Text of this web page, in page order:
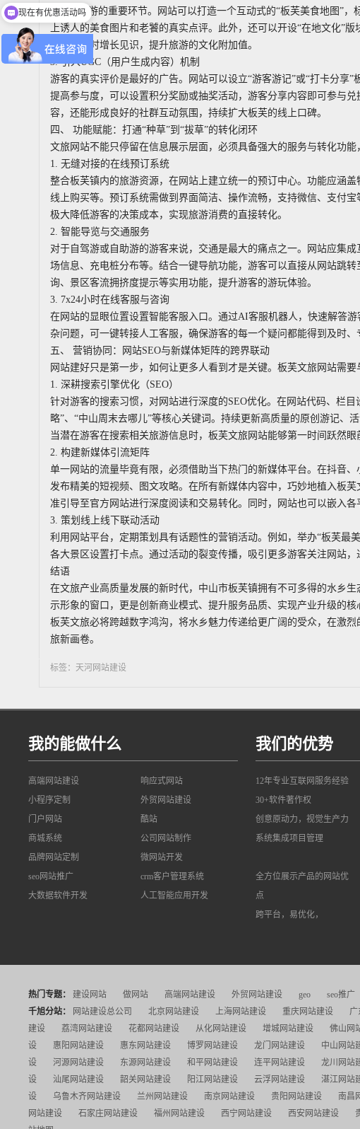
“吃”是旅游的重要环节。网站可以打造一个互动式的“板芙美食地图”
上诱人的美食图片和老饕的真实点评。此外，还可以开设“在地文化”
游玩的同时增长见识，提升旅游的文化附加值。
3. 引入UGC（用户生成内容）机制
游客的真实评价是最好的广告。网站可以设立“游客游记”或“打卡分享
提高参与度，可以设置积分奖励或抽奖活动，游客分享内容即可参与
容，还能形成良好的社群互动氛围，持续扩大板芙的线上口碑。
四、 功能赋能：打通“种草”到“拔草”的转化闭环
文旅网站不能只停留在信息展示层面，必须具备强大的服务与转化功能
1. 无缝对接的在线预订系统
整合板芙镇内的旅游资源，在网站上建立统一的预订中心。功能应涵
线上购买等。预订系统需做到界面简洁、操作流畅，支持微信、支付
极大降低游客的决策成本，实现旅游消费的直接转化。
2. 智能导览与交通服务
对于自驾游或自助游的游客来说，交通是最大的痛点之一。网站应集
场信息、充电桩分布等。结合一键导航功能，游客可以直接从网站跳
询、景区客流拥挤度提示等实用功能，提升游客的游玩体验。
3. 7x24小时在线客服与咨询
在网站的显眼位置设置智能客服入口。通过AI客服机器人，快速解答
杂问题，可一键转接人工客服，确保游客的每一个疑问都能得到及时
五、 营销协同：网站SEO与新媒体矩阵的跨界联动
网站建好只是第一步，如何让更多人看到才是关键。板芙文旅网站需
1. 深耕搜索引擎优化（SEO）
针对游客的搜索习惯，对网站进行深度的SEO优化。在网站代码、栏
略”、“中山周末去哪儿”等核心关键词。持续更新高质量的原创游记、
当潜在游客在搜索相关旅游信息时，板芙文旅网站能够第一时间跃然眼
2. 构建新媒体引流矩阵
单一网站的流量毕竟有限，必须借助当下热门的新媒体平台。在抖音
发布精美的短视频、图文攻略。在所有新媒体内容中，巧妙地植入板
准引导至官方网站进行深度阅读和交易转化。同时，网站也可以嵌入各
3. 策划线上线下联动活动
利用网站平台，定期策划具有话题性的营销活动。例如，举办“板芙最
各大景区设置打卡点。通过活动的裂变传播，吸引更多游客关注网站，
结语
在文旅产业高质量发展的新时代，中山市板芙镇拥有不可多得的水乡
示形象的窗口，更是创新商业模式、提升服务品质、实现产业升级的
板芙文旅必将跨越数字鸿沟，将水乡魅力传递给更广阔的受众，在激
旅新画卷。
标签：天河网站建设
我的能做什么
高端网站建设
响应式网站
小程序定制
外贸网站建设
门户网站
酷站
商城系统
公司网站制作
品牌网站定制
微网站开发
seo网站推广
crm客户管理系统
大数据软件开发
人工智能应用开发
我们的优势
12年专业互联网服务经验
30+软件著作权
创意原动力，视觉生产力
系统集成项目管理
全方位展示产品的网站优
点
跨平台，易优化，
热门专题： 建设网站 做网站 高端网站建设 外贸网站建设 geo seo推广
千旭分站：
网站建设总公司 北京网站建设 上海网站建设 重庆网站建设 广
建设
荔湾网站建设 花都网站建设 从化网站建设 增城网站建设 佛山网
设
惠阳网站建设 惠东网站建设 博罗网站建设 龙门网站建设 中山网站
设
河源网站建设 东源网站建设 和平网站建设 连平网站建设 龙川网站
设
汕尾网站建设 韶关网站建设 阳江网站建设 云浮网站建设 湛江网站
设
乌鲁木齐网站建设 兰州网站建设 南京网站建设 贵阳网站建设 南昌
网站建设
石家庄网站建设 福州网站建设 西宁网站建设 西安网站建设
可以介绍下你们的产品么
现在有优惠活动吗